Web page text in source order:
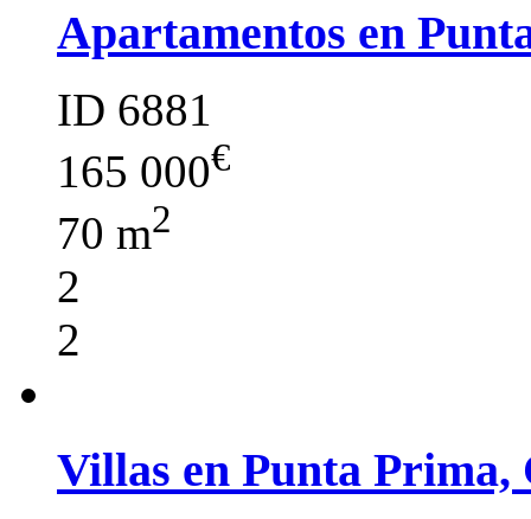
Apartamentos en
ID 6881
165 000€
70 m2
2
2
Villas en Punta Prima,